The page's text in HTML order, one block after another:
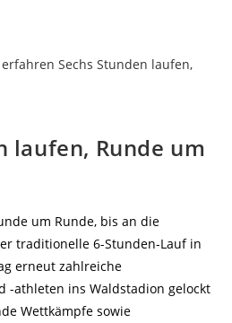
MIT
STARKEM
laufen, Runde um
um Runde, bis an die
traditionelle 6-Stunden-Lauf in
erneut zahlreiche
-athleten ins Waldstadion gelockt
Wettkämpfe sowie